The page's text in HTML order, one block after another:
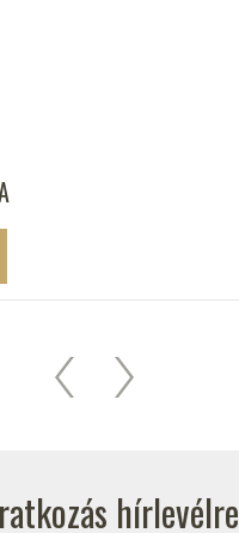
hírlevélre